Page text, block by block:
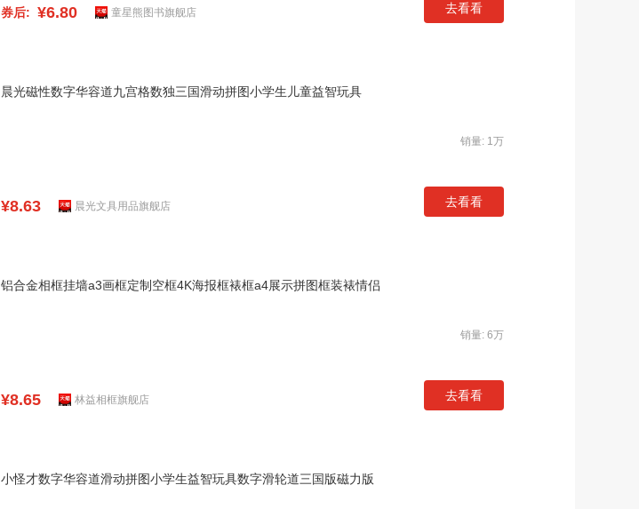
券后: ¥6.80 童星熊图书旗舰店 去看看
晨光磁性数字华容道九宫格数独三国滑动拼图小学生儿童益智玩具
销量: 1万
¥8.63 晨光文具用品旗舰店 去看看
铝合金相框挂墙a3画框定制空框4K海报框裱框a4展示拼图框装裱情侣
销量: 6万
¥8.65 林益相框旗舰店 去看看
小怪才数字华容道滑动拼图小学生益智玩具数字滑轮道三国版磁力版